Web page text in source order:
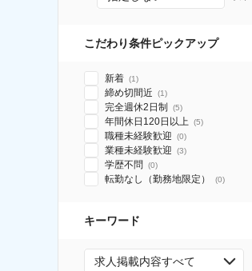
こだわり条件ピックアップ
新着 (1)
締め切間近 (1)
完全週休2日制 (5)
年間休日120日以上 (5)
職種未経験歓迎 (0)
業種未経験歓迎 (3)
学歴不問 (0)
転勤なし（勤務地限定） (0)
キーワード
求人掲載内容すべて